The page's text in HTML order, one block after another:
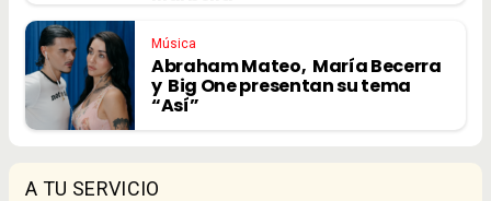
Música
Abraham Mateo, María Becerra
y Big One presentan su tema
“Así”
A TU SERVICIO